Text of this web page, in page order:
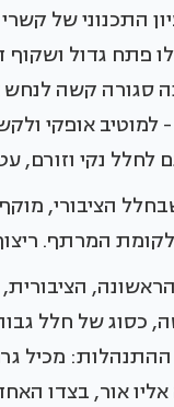
התכנוני של
פתח גדול
סגורה קשה לנחש
למוטיב אופקי
לחלל נקי וזורם,
הציבורי,
המרתף.
כסוג של חלל
ההתנהלות: מכיל
אור, בצדו